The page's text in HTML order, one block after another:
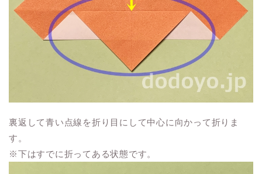
裏返して青い点線を折り目にして中心に向かって折りま
す。
※下はすでに折ってある状態です。